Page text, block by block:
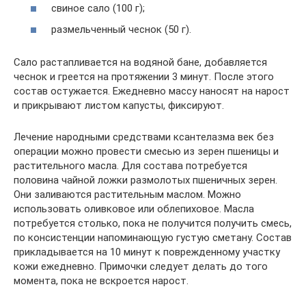
свиное сало (100 г);
размельченный чеснок (50 г).
Сало растапливается на водяной бане, добавляется
чеснок и греется на протяжении 3 минут. После этого
состав остужается. Ежедневно массу наносят на нарост
и прикрывают листом капусты, фиксируют.
Лечение народными средствами ксантелазма век без
операции можно провести смесью из зерен пшеницы и
растительного масла. Для состава потребуется
половина чайной ложки размолотых пшеничных зерен.
Они заливаются растительным маслом. Можно
использовать оливковое или облепиховое. Масла
потребуется столько, пока не получится получить смесь,
по консистенции напоминающую густую сметану. Состав
прикладывается на 10 минут к поврежденному участку
кожи ежедневно. Примочки следует делать до того
момента, пока не вскроется нарост.